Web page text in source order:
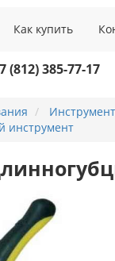
Как купить
(812) 385-77-17
инструмент